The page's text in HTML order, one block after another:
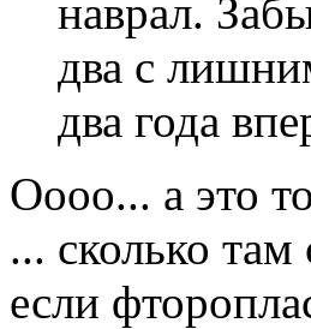
наврал.
два с
два года
Оооо... а это
... сколько
если